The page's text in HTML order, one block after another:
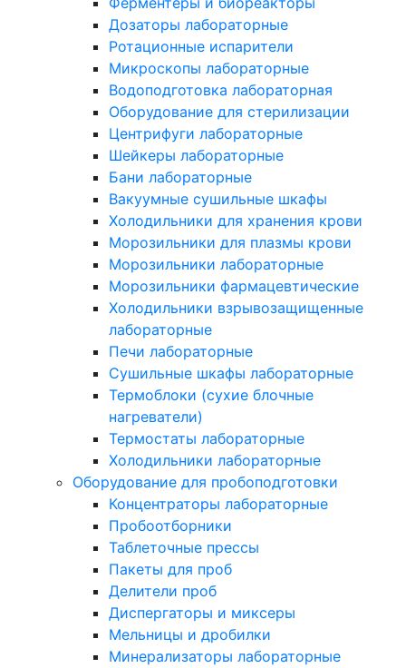
Дозаторы лабораторные
Ротационные испарители
Микроскопы лабораторные
Водоподготовка лабораторная
Оборудование для стерилизации
Центрифуги лабораторные
Шейкеры лабораторные
Бани лабораторные
Вакуумные сушильные шкафы
Холодильники для хранения крови
Морозильники для плазмы крови
Морозильники лабораторные
Морозильники фармацевтические
Холодильники взрывозащищенные
лабораторные
Печи лабораторные
Сушильные шкафы лабораторные
Термоблоки (сухие блочные
нагреватели)
Термостаты лабораторные
Холодильники лабораторные
Оборудование для пробоподготовки
Концентраторы лабораторные
Пробоотборники
Таблеточные прессы
Пакеты для проб
Делители проб
Диспергаторы и миксеры
Мельницы и дробилки
Минерализаторы лабораторные